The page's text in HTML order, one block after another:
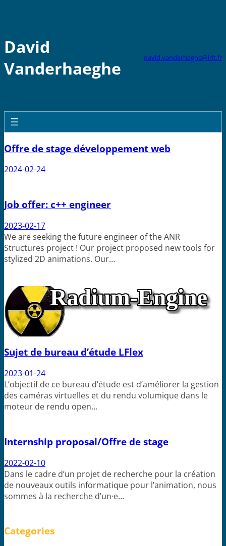
David
Vanderhaeghe
david.vanderhaghe@irit.fr
Offre de stage développement web
2024-02-24
Job offer: c++ engineer
2023-02-17
We are seeking the future engineer of the ANR
Structures project ! Our project proposed new tools for
stylized 2D animations. Our…
Sujet de bureau d’étude LFlex
2023-01-24
L’objectif de ce bureau d’étude est d’améliorer la gestion
des caméras virtuelles et du rendu volumique dans le
moteur de rendu open…
Internship proposal/Offre de stage
2022-02-10
Dans le cadre d’un projet de recherche pour la création
de nouveaux outils informatique pour l’animation, nous
sommes à la recherche d’un·e…
Categories